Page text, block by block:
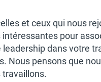
et ceux qui nous
pour
dans votre
Nous pensons que
travaillons.